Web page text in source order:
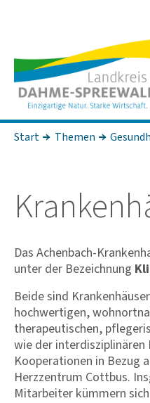
Start Themen
Das Achenbach-
unter der Bezeichnung
Beide sind
hochwertigen,
therapeutischen,
wie der
Kooperationen in Bezug
Herzzentrum Cottbus.
Mitarbeiter kümmern